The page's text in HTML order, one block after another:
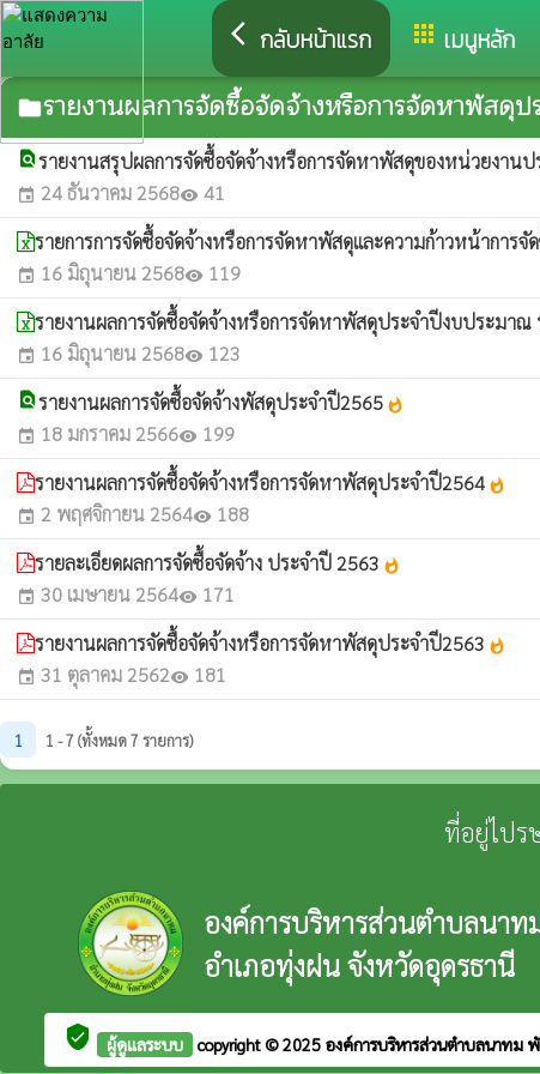
arrow_back_ios กลับหน้าแรก apps เมนูหลัก
folderรายงานผลการจัดซื้อจัดจ้างหรือการจัดหาพัสดุป
find_in_pageรายงานสรุปผลการจัดซื้อจัดจ้างหรือการจัดหาพัสดุของหน่วยงาน
event 24 ธันวาคม 2568visibility 41
รายการการจัดซื้อจัดจ้างหรือการจัดหาพัสดุและความก้าวหน้าการ
event 16 มิถุนายน 2568visibility 119
รายงานผลการจัดซื้อจัดจ้างหรือการจัดหาพัสดุประจำปีงบประมา
event 16 มิถุนายน 2568visibility 123
find_in_pageรายงานผลการจัดซื้อจัดจ้างพัสดุประจำปี2565 whatshot
event 18 มกราคม 2566visibility 199
รายงานผลการจัดซื้อจัดจ้างหรือการจัดหาพัสดุประจำปี2564 whatshot
event 2 พฤศจิกายน 2564visibility 188
รายละเอียดผลการจัดซื้อจัดจ้าง ประจำปี 2563 whatshot
event 30 เมษายน 2564visibility 171
รายงานผลการจัดซื้อจัดจ้างหรือการจัดหาพัสดุประจำปี2563 whatshot
event 31 ตุลาคม 2562visibility 181
1 1 - 7 (ทั้งหมด 7 รายการ)
ที่อยู่ไปร
องค์การบริหารส่วนตำบลนาท
อำเภอทุ่งฝน จังหวัดอุดรธานี
verified_user ผู้ดูแลระบบ copyright © 2025 องค์การบริหารส่วนตำบลนาทม